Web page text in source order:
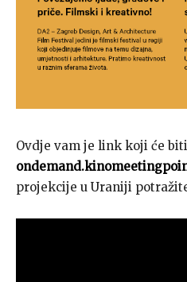
Ovdje vam je link koji će
projekcije u Uraniji